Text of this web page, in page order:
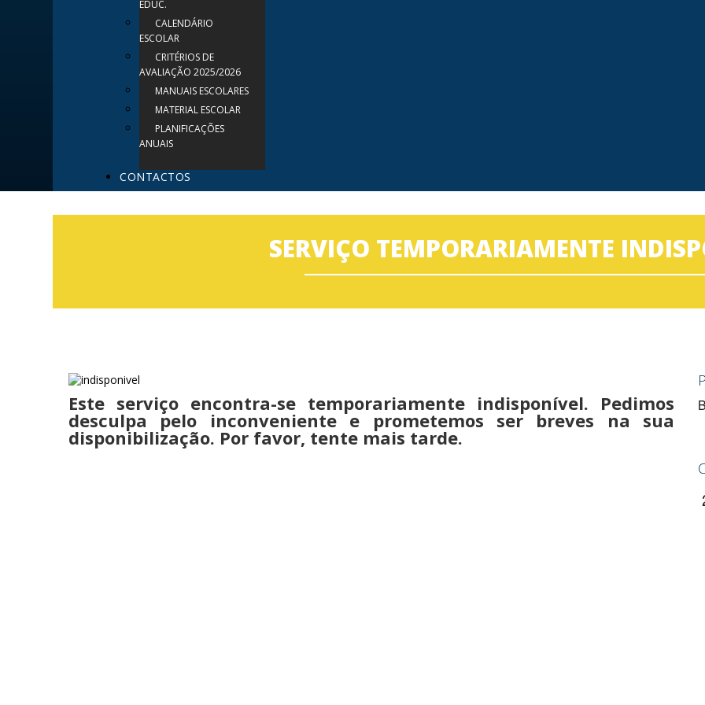
EDUC.
CALENDÁRIO
ESCOLAR
CRITÉRIOS DE
AVALIAÇÃO 2025/2026
MANUAIS ESCOLARES
MATERIAL ESCOLAR
PLANIFICAÇÕES
ANUAIS
CONTACTOS
SERVIÇO TEMPORARIAMENTE
Este serviço encontra-se temporariamente indisponível. Pedimos
desculpa pelo inconveniente e prometemos ser breves na sua
disponibilização. Por favor, tente mais tarde.